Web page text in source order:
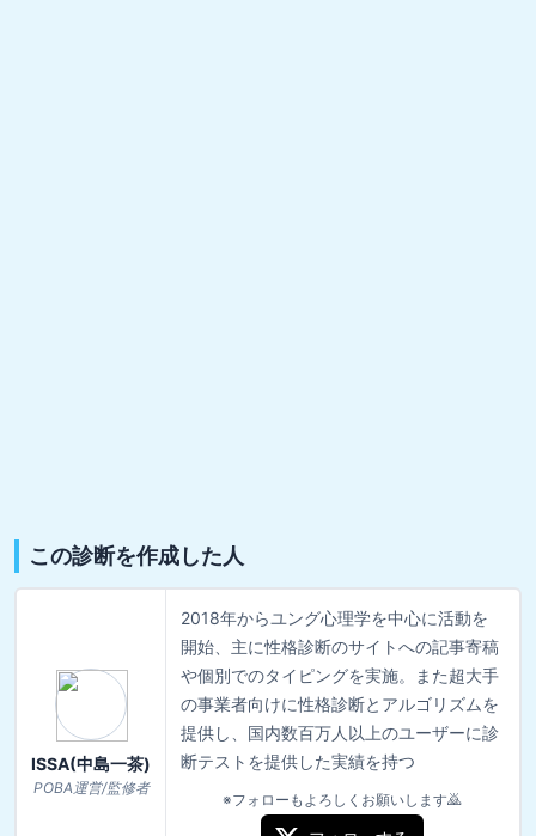
この診断を作成した人
ISSA(中島一茶)
POBA運営/監修者
2018年からユング心理学を中心に活動を
開始、主に性格診断のサイトへの記事寄稿
や個別でのタイピングを実施。また超大手
の事業者向けに性格診断とアルゴリズムを
提供し、国内数百万人以上のユーザーに診
断テストを提供した実績を持つ
※フォローもよろしくお願いします🙇